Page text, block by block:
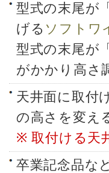
型式の末尾が
げる ソフトワ
型式の末尾が
がかかり高さ
天井面に取付
の高さを変え
※ 取付ける天
卒業記念品な